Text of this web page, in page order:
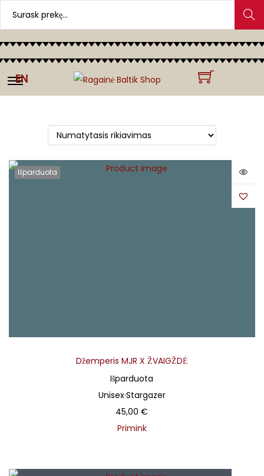
Search
EN
Išparduota
Džemperis MJR X ŽVAIGŽDĖ
Išparduota
Unisex·Stargazer
45,00€
Primink